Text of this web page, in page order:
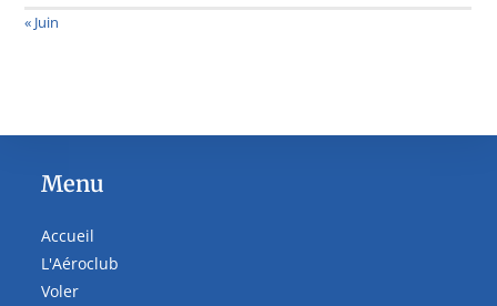
« Juin
Menu
Accueil
L'Aéroclub
Voler